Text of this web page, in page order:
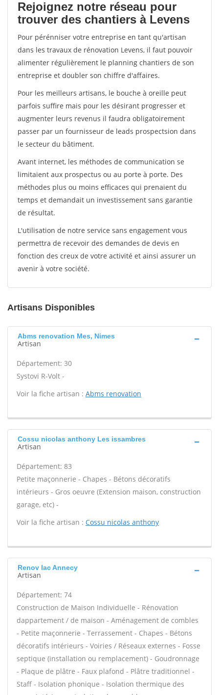
Rejoignez notre réseau pour
trouver des chantiers à Levens
Pour pérénniser votre entreprise en tant qu'artisan
dans les travaux de rénovation Levens, il faut pouvoir
alimenter régulièrement le planning chantiers de son
entreprise et doubler son chiffre d'affaires.
Pour les meilleurs artisans, le bouche à oreille peut
parfois suffire mais pour les désirant progresser et
augmenter leurs revenus il faudra obligatoirement
passer par un fournisseur de leads prospectsion dans
le secteur du bâtiment.
Avant internet, les méthodes de communication se
limitaient aux prospectus ou au porte à porte. Des
méthodes plus ou moins efficaces qui prenaient du
temps et demandait un investissement sans garantie
de résultat.
L'utilisation de notre service sans engagement vous
permettra de recevoir des demandes de devis en
fonction des creux de votre activité et ainsi assurer un
avenir à votre société.
Artisans Disponibles
Abms renovation Mes, Nimes
Artisan
Département: 30
Systovi R-Volt -
Voir la fiche artisan : Abms renovation
Cossu nicolas anthony Les issambres
Artisan
Département: 83
Petite maçonnerie - Chapes - Bétons décoratifs
intérieurs - Gros oeuvre (Extension maison, construction
garage, etc) -
Voir la fiche artisan : Cossu nicolas anthony
Renov lac Annecy
Artisan
Département: 74
Construction de Maison Individuelle - Rénovation
dappartement / de maison - Aménagement de combles
- Petite maçonnerie - Terrassement - Chapes - Bétons
décoratifs intérieurs - Voiries / Réseaux externes - Fosse
septique (installation ou remplacement) - Goudronnage
- Plaque de plâtre - Faux plafond - Plâtre traditionnel -
Staff - Isolation phonique - Isolation thermique des